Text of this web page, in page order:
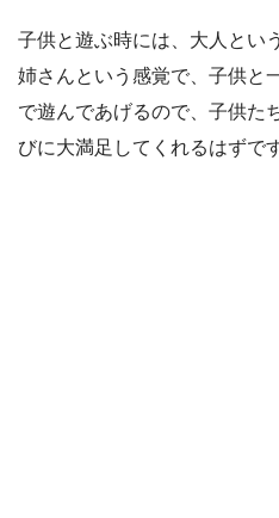
子供と遊ぶ時には、大人とい
姉さんという感覚で、子供と
で遊んであげるので、子供た
びに大満足してくれるはずです